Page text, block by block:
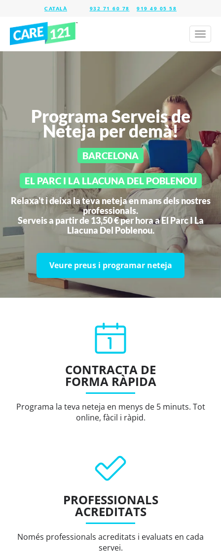
932 71 60 78 919 49 05 58
Toggle
Programa Serveis de
Neteja per demà!
BARCELONA
EL PARC I LA LLACUNA DEL POBLENOU
Relaxa't i deixa la teva neteja en mans dels nostres
professionals.
Serveis a partir de 13,50 € per hora aEl Parc I La
Llacuna Del Poblenou.
Veure preus i programar neteja
CONTRACTA DE
FORMA RÀPIDA
Programa la teva neteja en menys de 5 minuts. Tot
online, fàcil i ràpid.
PROFESSIONALS
ACREDITATS
Només professionals acreditats i evaluats en cada
servei.